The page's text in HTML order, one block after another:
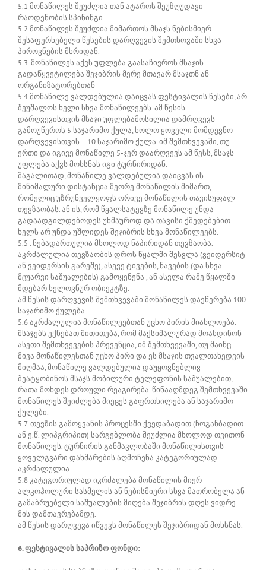
5.1 მონაწილეს შეუძლია თან ატაროს შეუზღუდავი
რაოდენობის სპინინგი.
5.2 მონაწილეს შეუძლია მიმართოს მსაჯს ნებისმიერ
შესაფერხებელი წესების დარღვევის შემთხოვაში სხვა
პიროვნების მხრიდან.
5.3. მონაწილეს აქვს უფლება გაასაჩივროს მსაჯის
გადაწყვეტილება შეჯიბრის მერე მთავარ მსაჯთნ ან
ორგანიზატორებთან
5.4 მონაწილე ვალდებულია დაიცვას ფესტივალის წესები, არ
შეუშალოს ხელი სხვა მონაწილეებს. ამ წესის
დარღვევისთვის მსაჯი უფლებამოსილია დამრღვევს
გამოუწეროს 5 საჯარიმო ქულა, ხოლო ყოველი მომდევნო
დარღვევისთვის – 10 საჯარიმო ქულა. იმ შემთხვევაში, თუ
ერთი და იგივე მონაწილე 5-ჯერ დაარღვევს ამ წესს, მსაჯს
უფლება აქვს მოხსნას იგი ტურნირიდან.
მაგალითად, მონაწილე ვალდებულია დაიცვას ის
მინიმალური დისტანცია მეორე მონაწილის მიმართ,
რომელიც უზრუნველყოფს ორივე მონაწილის თავისუფალ
თევზაობას. ან ის, რომ წყალსატევზე მონაწილე უნდა
გადაადგილდებოდეს უხმაუროდ და თავისი ქმედებებით
ხელს არ უნდა უშლიდეს შეჯიბრის სხვა მონაწილეებს.
5.5 . ნებადართულია მხოლოდ ნაპირიდან თევზაობა.
აკრძალულია თევზაობის დროს წყალში შესვლა (ვეიდერსიტ
ან ვეიდერსის გარეშე), ასევე ტივების, ნავების (და სხვა
მცუარვი საშუალების) გამოყენენა , ან ასვლა რამე წყალში
მდებარ ხელოვნურ ობიეკტზე.
ამ წესის დარღვევის შემთხვევაში მონაწილეს დაეწერება 100
საჯარიმო ქულება
5.6 აკრძალულია მონაწილეებთან უცხო პირის მიახლოება.
მსაჯებს ექნებათ მითითება, რომ მაქსიმალურად მოახდინონ
ასეთი შემთხვევების პრევენცია, იმ შემთხვევაში, თუ მაინც
მივა მონაწილესთან უცხო პირი და ეს მსაჯის თვალთახედვის
მიღმაა, მონაწილე ვალდებულია დაუყოვნებლივ
შეატყობინოს მსაჯს მობილური ტელეფონის საშუალებით,
რათა მოხდეს დროული რეაგირება. წინააღმდეგ შემთხვევაში
მონაწილეს შეიძლება მიეცეს გაფრთხილება ან საჯარიმო
ქულები.
5.7. თევზის გამოყვანის პროცესში ქვედაბადით (ჩოგანბადით
ან ე.წ. ლიპგრიპით) სარგებლობა შეუძლია მხოლოდ თვითონ
მონაწილეს. ტურნირის განმავლობაში მონაწილისთვის
ყოველგვარი დახმარების აღმოჩენა კატეგორიულად
აკრძალულია.
5.8 კატეგორიულად იკრძალება მონაწილის მიერ
ალკოჰოლური სასმელის ან ნებისმიერი სხვა მათრობელა ან
გამაბრუებელი საშუალების მიღება შეჯიბრის დღეს ვიდრე
მის დამთავრებამდე.
ამ წესის დარღვევა იწვევს მონაწილეს შეჯიბრიდან მოხსნას.
6. ფესტივალის საპრიზო ფონდი: